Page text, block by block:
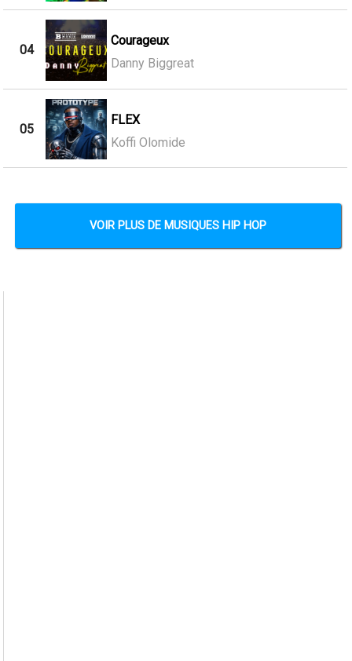
04
Courageux
Danny Biggreat
05
FLEX
Koffi Olomide
VOIR PLUS DE MUSIQUES HIP HOP